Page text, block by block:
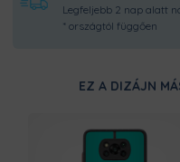
Legfeljebb 2 nap alatt
* országtól függően
EZ A DIZÁJN